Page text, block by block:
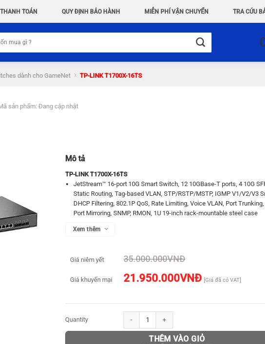
TOÁN QUY ĐỊNH BẢO HÀNH MIỄN PHÍ VẬN CHUYỂN TRA CỨU
dành cho GameNet TP-LINK T1700X-16TS
sản phẩm: Đang cập nhật
Mô tả
TP-LINK T1700X-16TS
JetStream™ 16-port 10G Smart Switch, 12 10GBase-T ports, 4 10G
Static Routing, Tag-based VLAN, STP/RSTP/MSTP, IGMP V1/V2/V3
DHCP Filtering, 802.1P QoS, Rate Limiting, Voice VLAN, Port Trunking,
Port Mirroring, SNMP, RMON, 1U 19-inch rack-mountable steel case
Xem thêm
Giá niêm yết 35.000.000VNĐ
Giá khuyến mại 21.950.000VNĐ [Giá đã có VAT]
TP-LINK T1700X-16TS số lượng
THÊM VÀO GIỎ